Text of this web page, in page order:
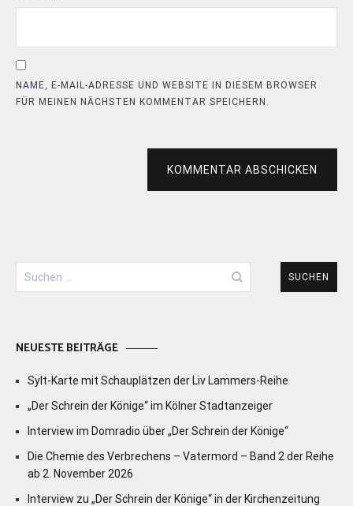
NAME, E-MAIL-ADRESSE UND WEBSITE IN DIESEM BROWSER
FÜR MEINEN NÄCHSTEN KOMMENTAR SPEICHERN.
KOMMENTAR ABSCHICKEN
Suchen
nach:
NEUESTE BEITRÄGE
Sylt-Karte mit Schauplätzen der Liv Lammers-Reihe
„Der Schrein der Könige“ im Kölner Stadtanzeiger
Interview im Domradio über „Der Schrein der Könige“
Die Chemie des Verbrechens – Vatermord – Band 2 der Reihe
ab 2. November 2026
Interview zu „Der Schrein der Könige“ in der Kirchenzeitung